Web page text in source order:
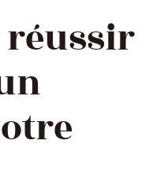
réussir